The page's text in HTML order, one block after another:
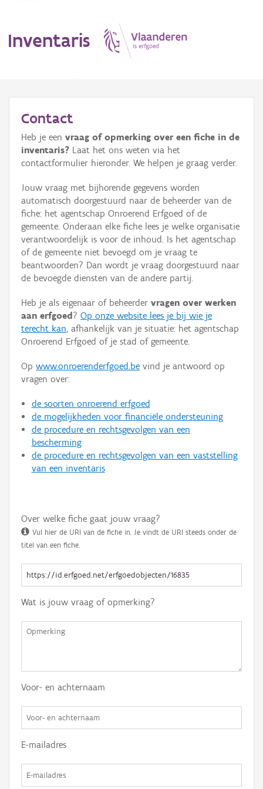
Inventaris
Erfgoedobject
Aanduidingsobject
Waarneming
Thema
Gebeurtenis
Persoon of collectief
Hergebruik
Aanmelden
Contact
Heb je een vraag of opmerking over een fiche in de
inventaris? Laat het ons weten via het
contactformulier hieronder. We helpen je graag verder.
Jouw vraag met bijhorende gegevens worden
automatisch doorgestuurd naar de beheerder van de
fiche: het agentschap Onroerend Erfgoed of de
gemeente. Onderaan elke fiche lees je welke organisatie
verantwoordelijk is voor de inhoud. Is het agentschap
of de gemeente niet bevoegd om je vraag te
beantwoorden? Dan wordt je vraag doorgestuurd naar
de bevoegde diensten van de andere partij.
Heb je als eigenaar of beheerder vragen over werken
aan erfgoed ? Op onze website lees je bij wie je
terecht kan, afhankelijk van je situatie: het agentschap
Onroerend Erfgoed of je stad of gemeente.
Op www.onroerenderfgoed.be vind je antwoord op
vragen over:
de soorten onroerend erfgoed
de mogelijkheden voor financiële ondersteuning
de procedure en rechtsgevolgen van een
bescherming
de procedure en rechtsgevolgen van een vaststelling
van een inventaris
Over welke fiche gaat jouw vraag?
Vul hier de URI van de fiche in. Je vindt de URI steeds onder de
titel van een fiche.
Wat is jouw vraag of opmerking?
Voor- en achternaam
E-mailadres